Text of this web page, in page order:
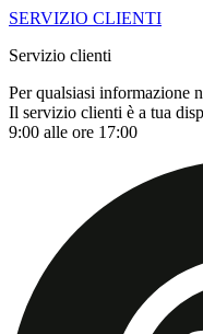
SERVIZIO CLIENTI
Servizio clienti
Per qualsiasi informazione
Il servizio clienti è a tua
9:00 alle ore 17:00